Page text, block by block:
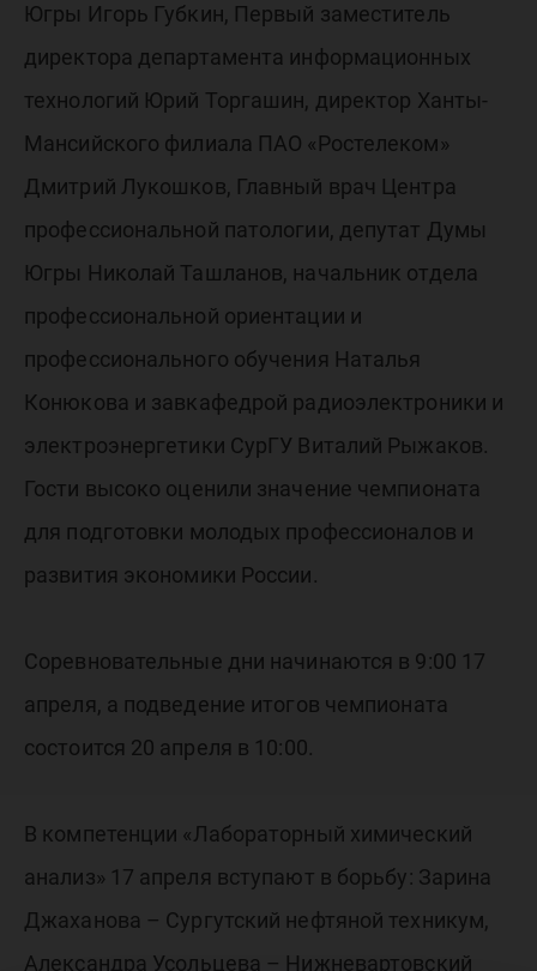
Югры Игорь Губкин, Первый заместитель
директора департамента информационных
технологий Юрий Торгашин, директор Ханты-
Мансийского филиала ПАО «Ростелеком»
Дмитрий Лукошков, Главный врач Центра
профессиональной патологии, депутат Думы
Югры Николай Ташланов, начальник отдела
профессиональной ориентации и
профессионального обучения Наталья
Конюкова и завкафедрой радиоэлектроники и
электроэнергетики СурГУ Виталий Рыжаков.
Гости высоко оценили значение чемпионата
для подготовки молодых профессионалов и
развития экономики России.
Соревновательные дни начинаются в 9:00 17
апреля, а подведение итогов чемпионата
состоится 20 апреля в 10:00.
В компетенции «Лабораторный химический
анализ» 17 апреля вступают в борьбу: Зарина
Джаханова – Сургутский нефтяной техникум,
Александра Усольцева – Нижневартовский